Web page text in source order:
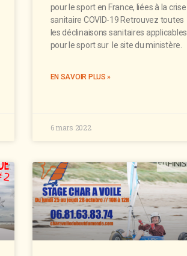
pour le sport en France, liées à la crise
sanitaire COVID-19 Retrouvez toutes
les déclinaisons sanitaires applicables
pour le sport sur le site du ministère.
EN SAVOIR PLUS »
6 mars 2022